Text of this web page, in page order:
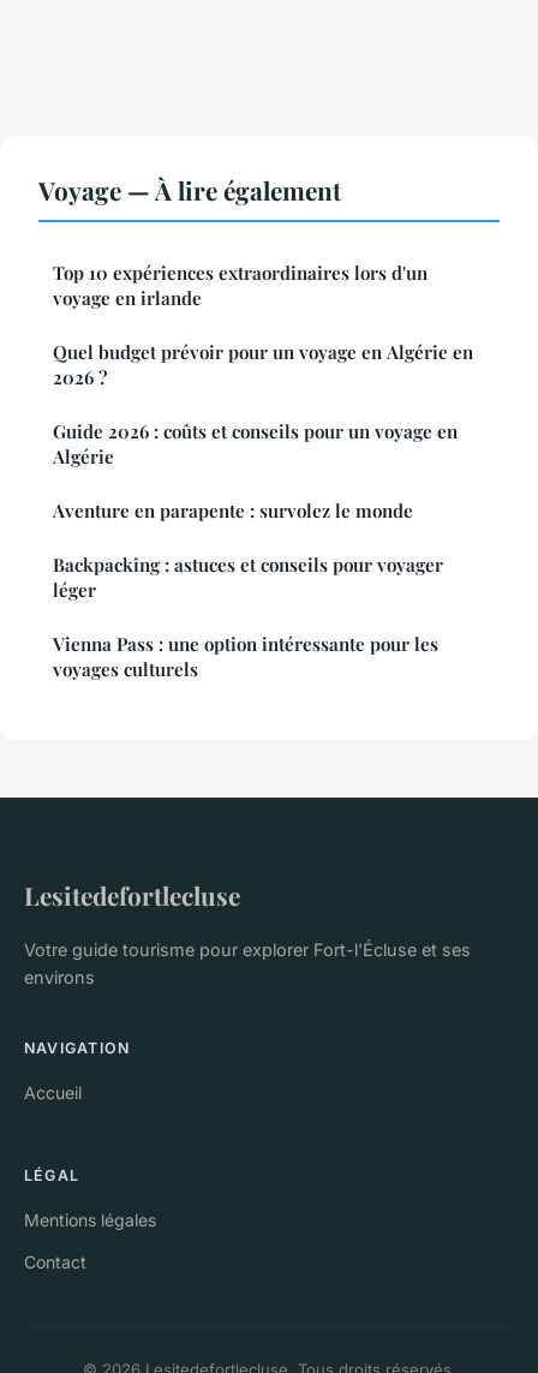
Voyage — À lire également
Top 10 expériences extraordinaires lors d'un
voyage en irlande
Quel budget prévoir pour un voyage en Algérie en
2026 ?
Guide 2026 : coûts et conseils pour un voyage en
Algérie
Aventure en parapente : survolez le monde
Backpacking : astuces et conseils pour voyager
léger
Vienna Pass : une option intéressante pour les
voyages culturels
Lesitedefortlecluse
Votre guide tourisme pour explorer Fort-l'Écluse et ses
environs
NAVIGATION
Accueil
LÉGAL
Mentions légales
Contact